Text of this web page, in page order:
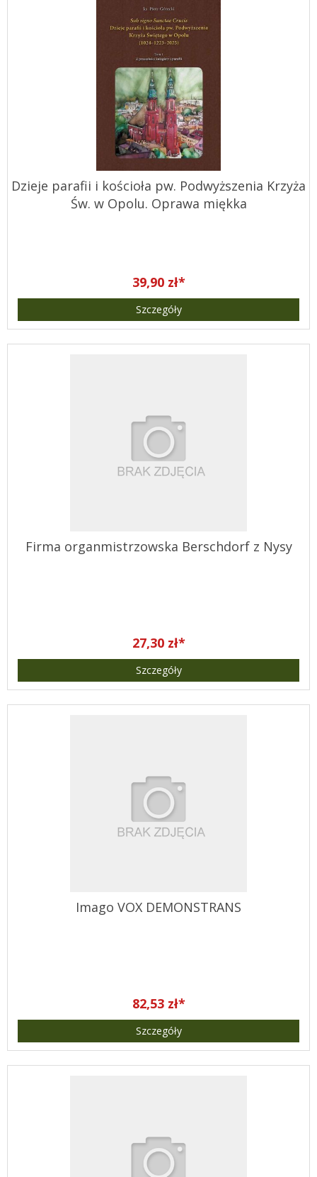
Dzieje parafii i kościoła pw. Podwyższenia Krzyża
Św. w Opolu. Oprawa miękka
39,90 zł*
Szczegóły
Firma organmistrzowska Berschdorf z Nysy
27,30 zł*
Szczegóły
Imago VOX DEMONSTRANS
82,53 zł*
Szczegóły